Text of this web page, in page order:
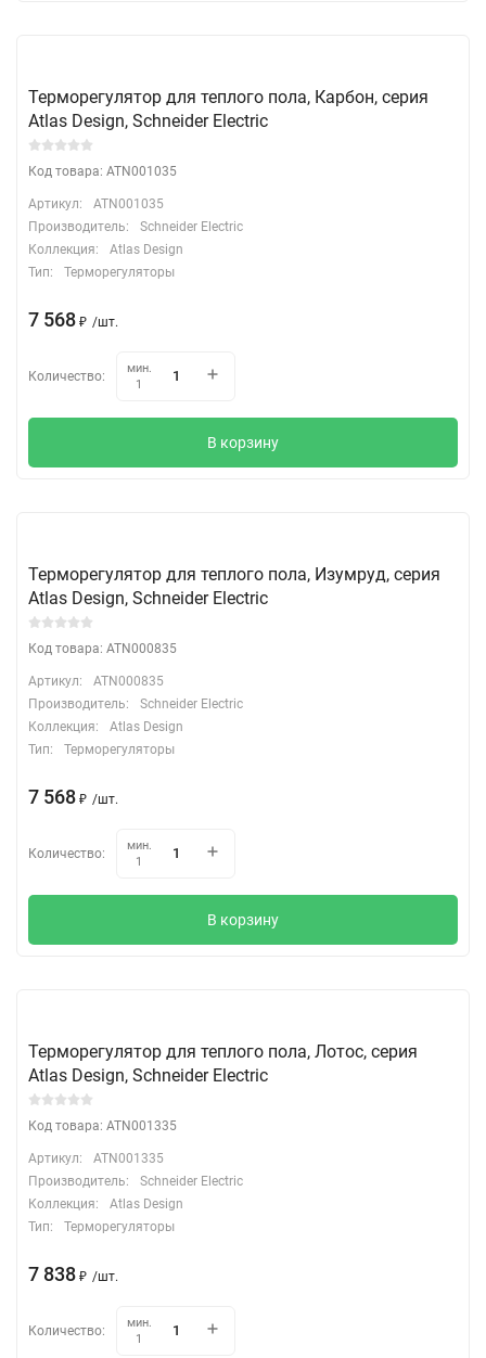
Терморегулятор для теплого пола, Карбон, серия
Atlas Design, Schneider Electric
Код товара: ATN001035
Артикул:
ATN001035
Производитель:
Schneider Electric
Коллекция:
Atlas Design
Тип:
Терморегуляторы
7 568 ₽ /шт.
Количество:
мин.
1
В корзину
Терморегулятор для теплого пола, Изумруд, серия
Atlas Design, Schneider Electric
Код товара: ATN000835
Артикул:
ATN000835
Производитель:
Schneider Electric
Коллекция:
Atlas Design
Тип:
Терморегуляторы
7 568 ₽ /шт.
Количество:
мин.
1
В корзину
Терморегулятор для теплого пола, Лотос, серия
Atlas Design, Schneider Electric
Код товара: ATN001335
Артикул:
ATN001335
Производитель:
Schneider Electric
Коллекция:
Atlas Design
Тип:
Терморегуляторы
7 838 ₽ /шт.
Количество:
мин.
1